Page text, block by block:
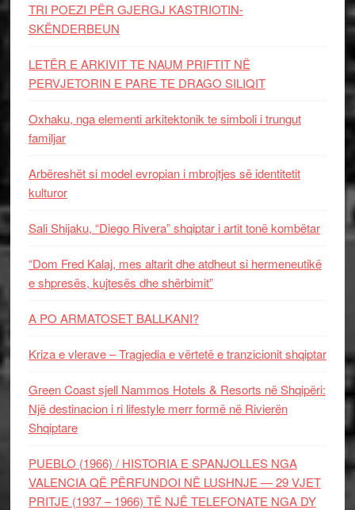
TRI POEZI PËR GJERGJ KASTRIOTIN-
SKËNDERBEUN
LETËR E ARKIVIT TE NAUM PRIFTIT NË
PERVJETORIN E PARE TE DRAGO SILIQIT
Oxhaku, nga elementi arkitektonik te simboli i trungut
familjar
Arbëreshët si model evropian i mbrojtjes së identitetit
kulturor
Sali Shijaku, “Diego Rivera” shqiptar i artit tonë kombëtar
“Dom Fred Kalaj, mes altarit dhe atdheut si hermeneutikë
e shpresës, kujtesës dhe shërbimit”
A PO ARMATOSET BALLKANI?
Kriza e vlerave – Tragjedia e vërtetë e tranzicionit shqiptar
Green Coast sjell Nammos Hotels & Resorts në Shqipëri:
Një destinacion i ri lifestyle merr formë në Rivierën
Shqiptare
PUEBLO (1966) / HISTORIA E SPANJOLLES NGA
VALENCIA QË PËRFUNDOI NË LUSHNJE — 29 VJET
PRITJE (1937 – 1966) TË NJË TELEFONATE NGA DY